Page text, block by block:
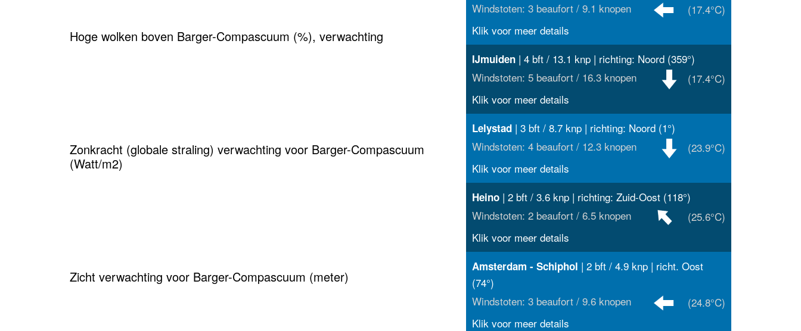
Hoge wolken boven Barger-Compascuum (%), verwachting
Zonkracht (globale straling) verwachting voor Barger-Compascuum
(Watt/m2)
Zicht verwachting voor Barger-Compascuum (meter)
Windstoten: 3 beaufort / 9.1 knopen
(17.4°C)
Klik voor meer details
IJmuiden| 4 bft / 13.1 knp | richting: Noord (359°)
Windstoten: 5 beaufort / 16.3 knopen
(17.4°C)
Klik voor meer details
Lelystad| 3 bft / 8.7 knp | richting: Noord (1°)
Windstoten: 4 beaufort / 12.3 knopen
(23.9°C)
Klik voor meer details
Heino| 2 bft / 3.6 knp | richting: Zuid-Oost (118°)
Windstoten: 2 beaufort / 6.5 knopen
(25.6°C)
Klik voor meer details
Amsterdam - Schiphol | 2 bft / 4.9 knp | richt. Oost
(74°)
Windstoten: 3 beaufort / 9.6 knopen
(24.8°C)
Klik voor meer details